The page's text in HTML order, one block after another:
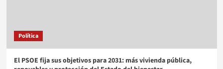
Política
El PSOE fija sus objetivos para 2031: más vivienda pública,